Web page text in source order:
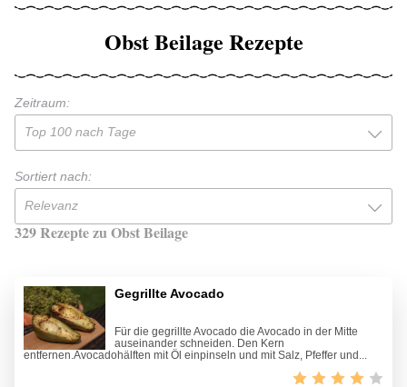
Obst Beilage Rezepte
Zeitraum:
Top 100 nach Tage
Sortiert nach:
Relevanz
329 Rezepte zu Obst Beilage
Gegrillte Avocado
Für die gegrillte Avocado die Avocado in der Mitte
auseinander schneiden. Den Kern
entfernen.Avocadohälften mit Öl einpinseln und mit Salz, Pfeffer und...